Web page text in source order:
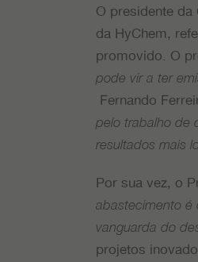
O presidente
da HyChem,
promovido. O
pode vir a ter
Fernando
pelo trabalho de
resultados mais
Por sua vez, o
abastecimento é
vanguarda do
projetos